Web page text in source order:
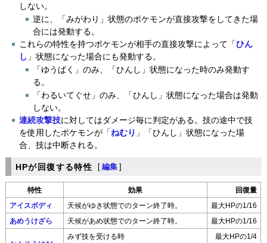
しない。
逆に、「みがわり」状態のポケモンが直接攻撃をしてきた場
合には発動する。
これらの特性を持つポケモンが相手の直接攻撃によって「ひん
し 」状態になった場合にも発動する。
「ゆうばく」のみ、「ひんし」状態になった時のみ発動す
る。
「わるいてぐせ」のみ、「ひんし」状態になった場合は発動
しない。
連続攻撃技に対してはダメージ毎に判定がある。技の途中で技
を使用したポケモンが「ねむり 」「ひんし」状態になった場
合、技は中断される。
HPが回復する特性 [ 編集 ]
特性 効果 回復量
アイスボディ 天候がゆき状態でのターン終了時。 最大HPの1/16
あめうけざら 天候があめ状態でのターン終了時。 最大HPの1/16
みず技を受ける時 最大HPの1/4